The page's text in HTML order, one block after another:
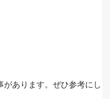
があります。ぜひ参考にし